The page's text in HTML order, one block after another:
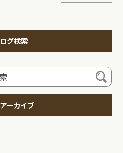
グ検索
ーカイブ